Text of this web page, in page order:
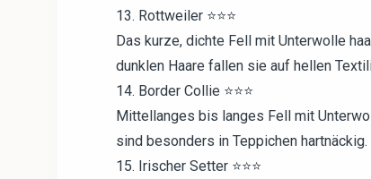
13. Rottweiler ⭐⭐⭐
Das kurze, dichte Fell mit Unterwolle
dunklen Haare fallen sie auf hellen
14. Border Collie ⭐⭐⭐
Mittellanges bis langes Fell mit
sind besonders in Teppichen hartnäckig.
15. Irischer Setter ⭐⭐⭐